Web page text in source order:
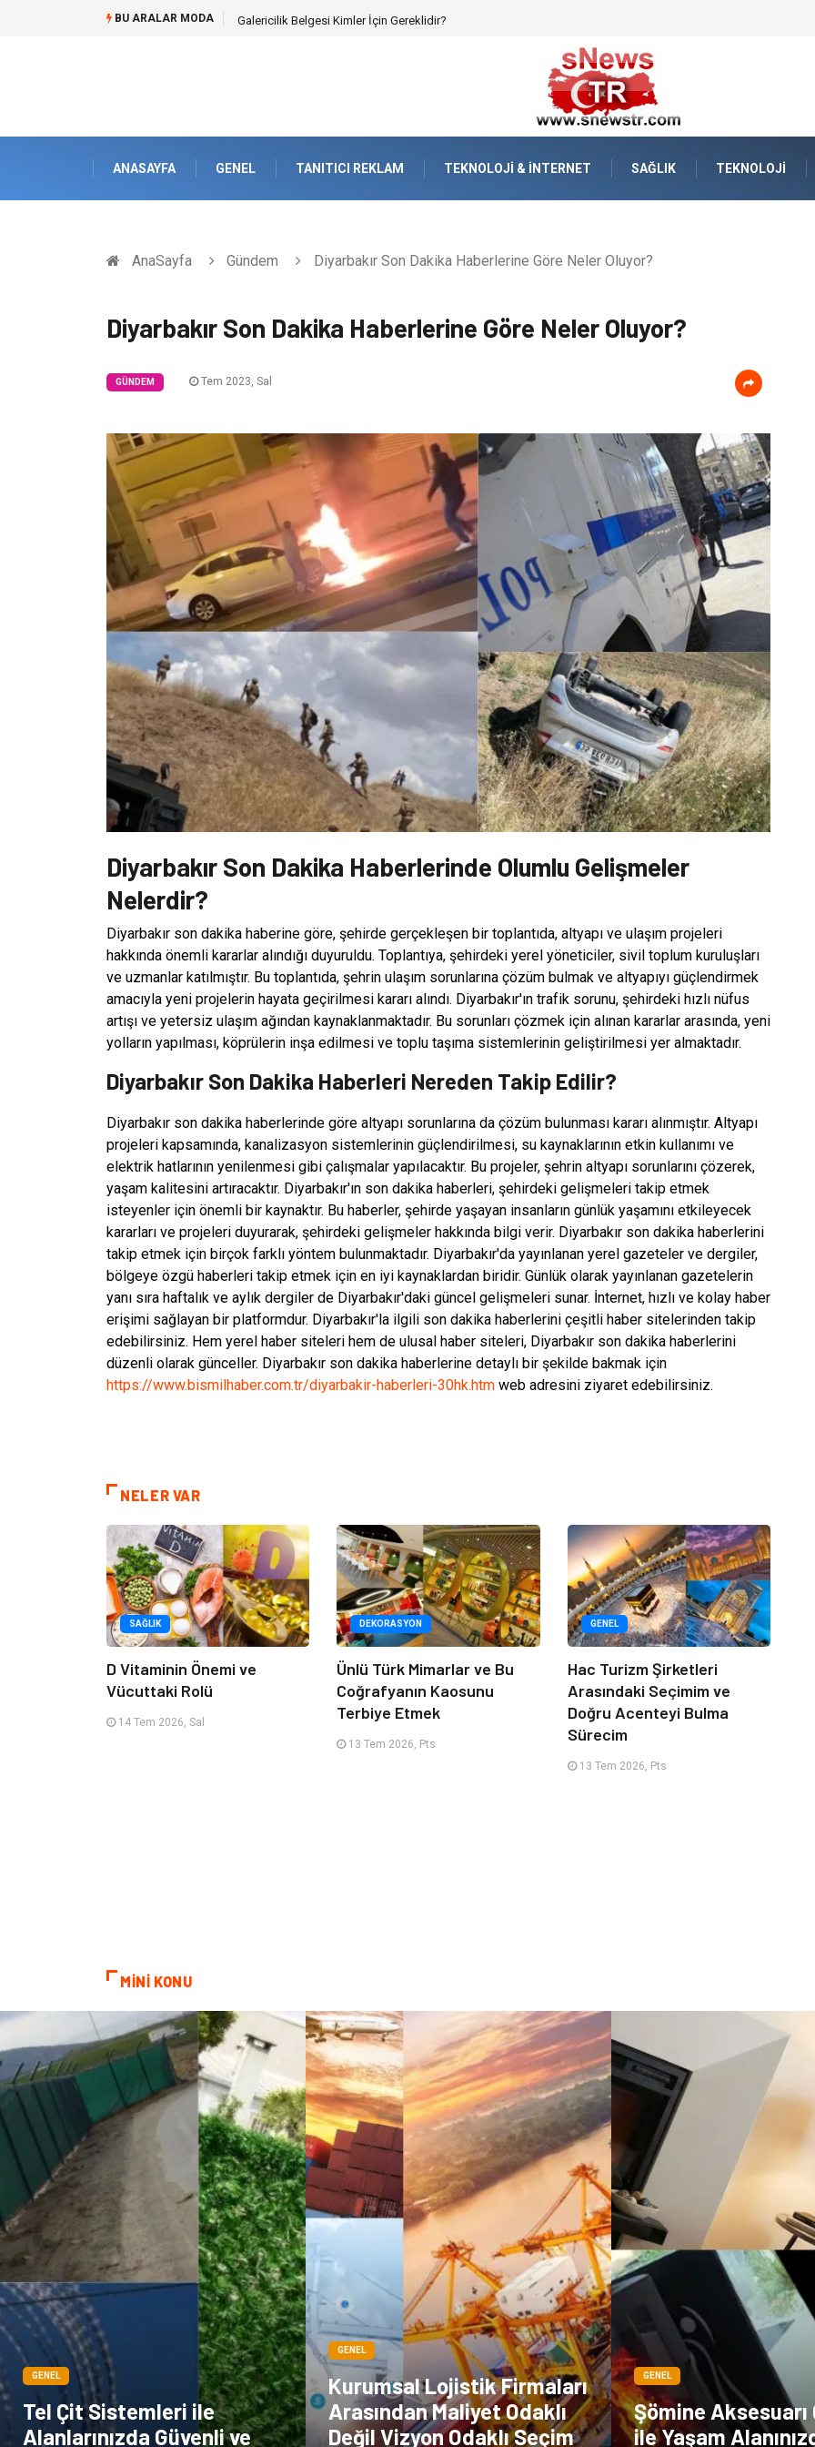
BU ARALAR MODA Doküman Yönetimi ile Kurumsal Hafızanın Dijitalleşmesi
ANASAYFA GENEL TANITICI REKLAM TEKNOLOJI & İNTERNET SAĞLIK TEKNOLOJI
AnaSayfa Gündem Diyarbakır Son Dakika Haberlerine Göre Neler Oluyor?
Diyarbakır Son Dakika Haberlerine Göre Neler Oluyor?
GÜNDEM Tem 2023, Sal
Diyarbakır Son Dakika Haberlerinde Olumlu Gelişmeler
Nelerdir?
Diyarbakır son dakika haberine göre, şehirde gerçekleşen bir toplantıda, altyapı ve ulaşım projeleri
hakkında önemli kararlar alındığı duyuruldu. Toplantıya, şehirdeki yerel yöneticiler, sivil toplum kuruluşları
ve uzmanlar katılmıştır. Bu toplantıda, şehrin ulaşım sorunlarına çözüm bulmak ve altyapıyı güçlendirmek
amacıyla yeni projelerin hayata geçirilmesi kararı alındı. Diyarbakır'ın trafik sorunu, şehirdeki hızlı nüfus
artışı ve yetersiz ulaşım ağından kaynaklanmaktadır. Bu sorunları çözmek için alınan kararlar arasında, yeni
yolların yapılması, köprülerin inşa edilmesi ve toplu taşıma sistemlerinin geliştirilmesi yer almaktadır.
Diyarbakır Son Dakika Haberleri Nereden Takip Edilir?
Diyarbakır son dakika haberlerinde göre altyapı sorunlarına da çözüm bulunması kararı alınmıştır. Altyapı
projeleri kapsamında, kanalizasyon sistemlerinin güçlendirilmesi, su kaynaklarının etkin kullanımı ve
elektrik hatlarının yenilenmesi gibi çalışmalar yapılacaktır. Bu projeler, şehrin altyapı sorunlarını çözerek,
yaşam kalitesini artıracaktır. Diyarbakır'ın son dakika haberleri, şehirdeki gelişmeleri takip etmek
isteyenler için önemli bir kaynaktır. Bu haberler, şehirde yaşayan insanların günlük yaşamını etkileyecek
kararları ve projeleri duyurarak, şehirdeki gelişmeler hakkında bilgi verir. Diyarbakır son dakika haberlerini
takip etmek için birçok farklı yöntem bulunmaktadır. Diyarbakır'da yayınlanan yerel gazeteler ve dergiler,
bölgeye özgü haberleri takip etmek için en iyi kaynaklardan biridir. Günlük olarak yayınlanan gazetelerin
yanı sıra haftalık ve aylık dergiler de Diyarbakır'daki güncel gelişmeleri sunar. İnternet, hızlı ve kolay haber
erişimi sağlayan bir platformdur. Diyarbakır'la ilgili son dakika haberlerini çeşitli haber sitelerinden takip
edebilirsiniz. Hem yerel haber siteleri hem de ulusal haber siteleri, Diyarbakır son dakika haberlerini
düzenli olarak günceller. Diyarbakır son dakika haberlerine detaylı bir şekilde bakmak için
https://www.bismilhaber.com.tr/diyarbakir-haberleri-30hk.htm web adresini ziyaret edebilirsiniz.
NELER VAR
SAĞLIK
D Vitaminin Önemi ve
Vücuttaki Rolü
14 Tem 2026, Sal
DEKORASYON
Ünlü Türk Mimarlar ve Bu
Coğrafyanın Kaosunu
Terbiye Etmek
13 Tem 2026, Pts
GENEL
Hac Turizm Şirketleri
Arasındaki Seçimim ve
Doğru Acenteyi Bulma
Sürecim
13 Tem 2026, Pts
MİNİ KONU
GENEL
Tel Çit Sistemleri ile
Alanlarınızda Güvenli ve
GENEL
Kurumsal Lojistik Firmaları
Arasından Maliyet Odaklı
Değil Vizyon Odaklı Seçim
GENEL
Şömine
ile Yaşam